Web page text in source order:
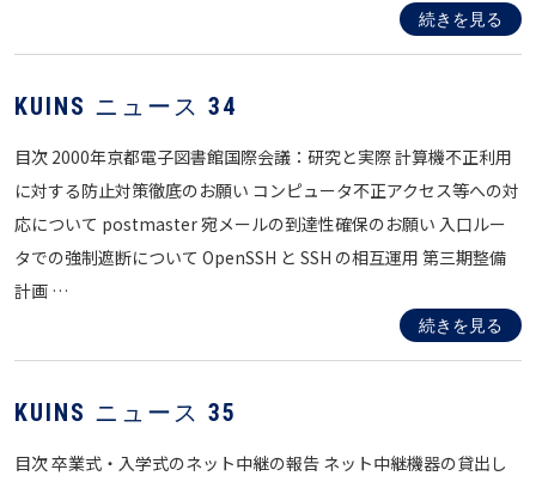
続きを見る
KUINS ニュース 34
目次 2000年京都電子図書館国際会議：研究と実際 計算機不正利用
に対する防止対策徹底のお願い コンピュータ不正アクセス等への対
応について postmaster 宛メールの到達性確保のお願い 入口ルー
タでの強制遮断について OpenSSH と SSH の相互運用 第三期整備
計画 …
続きを見る
KUINS ニュース 35
目次 卒業式・入学式のネット中継の報告 ネット中継機器の貸出し